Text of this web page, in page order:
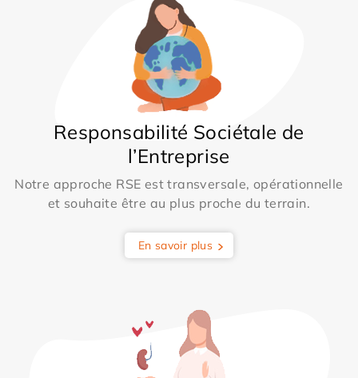
Responsabilité Sociétale de
l’Entreprise
Notre approche RSE est transversale, opérationnelle
et souhaite être au plus proche du terrain.
En savoir plus